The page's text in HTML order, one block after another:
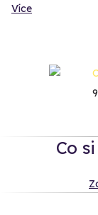
Více
Co